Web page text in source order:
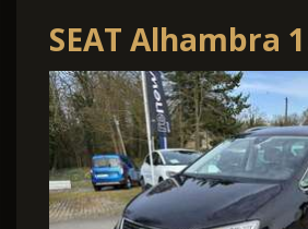
SEAT Alhambra
FR-Line S&S